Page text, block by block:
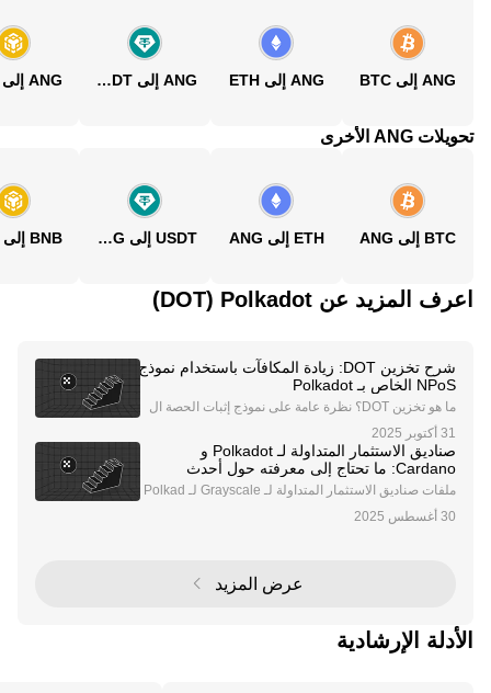
ANG إلى BTC ANG إلى ETH ANG إلى USDT ANG إلى BNB
تحويلات ANG الأخرى
BTC إلى ANG ETH إلى ANG USDT إلى ANG BNB إلى ANG
اعرف المزيد عن‏ Polkadot (‏DOT)
شرح تخزين DOT: زيادة المكافآت باستخدام نموذج
NPoS الخاص بـ Polkadot
ما هو تخزين DOT؟ نظرة عامة على نموذج إثبات الحصة ال
عمليات الشبكة وكسب المكافآت. تعمل Polkadot عل
صناديق الاستثمار المتداولة لـ Polkadot و
Cardano: ما تحتاج إلى معرفته حول أحدث
اتجاهات الاستثمار في العملات الرقمية
ملفات صناديق الاستثمار المتداولة لـ Grayscale لـ Polkad
ة الأصول الرقمية، اتخذت خطوة كبيرة في توسيع عروضها ا
عرض المزيد
الأدلة الإرشادية